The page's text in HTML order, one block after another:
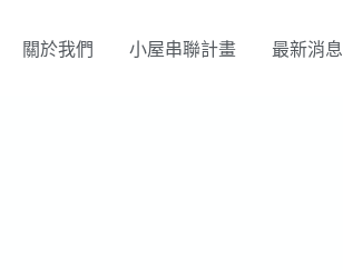
關於我們 小屋串聯計畫 最新消息